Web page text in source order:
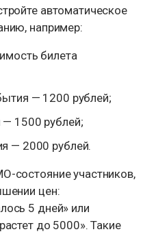
автоматическое
например:
билета
— 1200 рублей;
1500 рублей;
— 2000 рублей.
состояние участников,
цен:
5 дней» или
до 5000». Такие